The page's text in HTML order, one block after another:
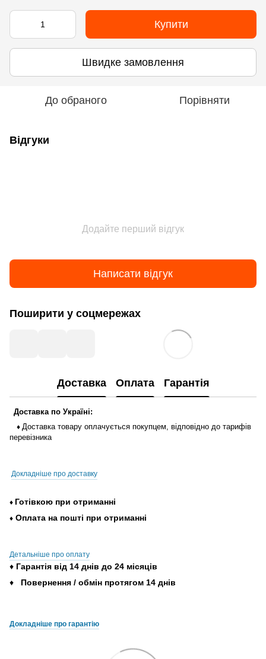
Купити
Швидке замовлення
До обраного Порівняти
Відгуки
Додайте перший відгук
Написати відгук
Поширити у соцмережах
Доставка Оплата Гарантія
Доставка по Україні:
♦ Доставка товару оплачується покупцем, відповідно до тарифів
перевізника
Докладніше про доставку
♦ Готівкою при отриманні
♦ Оплата на пошті при отриманні
Детальніше про оплату
♦ Гарантія від 14 днів до 24 місяців
♦ Повернення / обмін протягом 14 днів
Докладніше про гарантію